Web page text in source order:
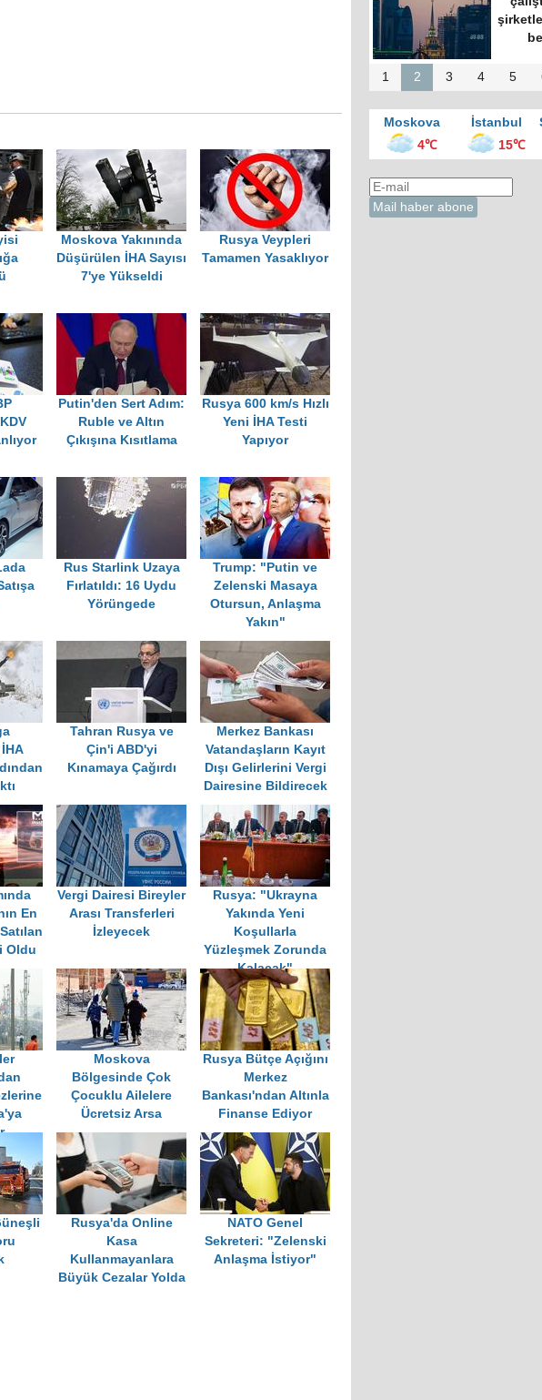
Moskova Yakınında
Düşürülen İHA Sayısı
7'ye Yükseldi
Rusya Veypleri
Tamamen Yasaklıyor
Putin'den Sert Adım:
Ruble ve Altın
Çıkışına Kısıtlama
Rusya 600 km/s Hızlı
Yeni İHA Testi
Yapıyor
Rus Starlink Uzaya
Fırlatıldı: 16 Uydu
Yörüngede
Trump: "Putin ve
Zelenski Masaya
Otursun, Anlaşma
Yakın"
Tahran Rusya ve
Çin'i ABD'yi
Kınamaya Çağırdı
Merkez Bankası
Vatandaşların Kayıt
Dışı Gelirlerini Vergi
Dairesine Bildirecek
En
Oldu
Vergi Dairesi Bireyler
Arası Transferleri
İzleyecek
Rusya: "Ukrayna
Yakında Yeni
Koşullarla
Yüzleşmek Zorunda
Kalacak"
Moskova
Bölgesinde Çok
Çocuklu Ailelere
Ücretsiz Arsa
Rusya Bütçe Açığını
Merkez
Bankası'ndan Altınla
Finanse Ediyor
Rusya'da Online
Kasa
Kullanmayanlara
Büyük Cezalar Yolda
NATO Genel
Sekreteri: "Zelenski
Anlaşma İstiyor"
merkezinde “Türk
Kahvesi Gecesi”
düzenlendi
1 2 3 4 5
Moskova İstanbul
4℃
15℃